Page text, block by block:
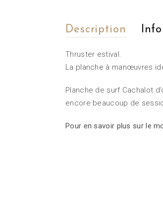
Description
Thruster estival.
La planche à manœuvres
Planche de surf Cachalot
encore beaucoup de
Pour en savoir plus sur le